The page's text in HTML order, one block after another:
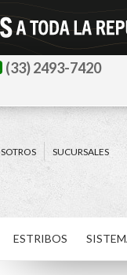
(33) 2493-7420
SUCURSALES
ESTRIBOS